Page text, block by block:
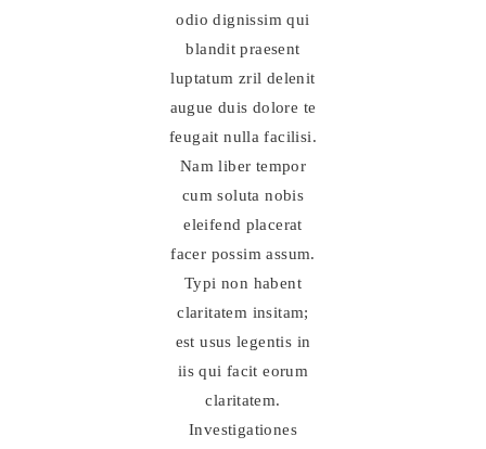
odio dignissim qui
blandit praesent
luptatum zril delenit
augue duis dolore te
feugait nulla facilisi.
Nam liber tempor
cum soluta nobis
eleifend placerat
facer possim assum.
Typi non habent
claritatem insitam;
est usus legentis in
iis qui facit eorum
claritatem.
Investigationes